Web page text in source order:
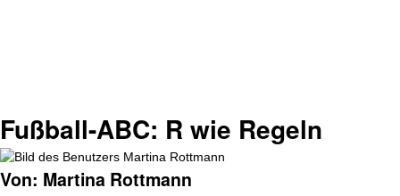
Fußball-ABC: R wie Regeln
Von: Martina Rottmann